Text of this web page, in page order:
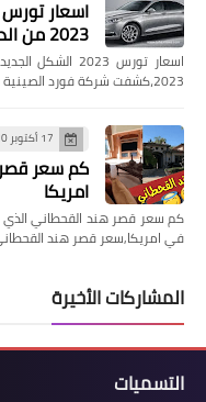
2023 من الداخل
2023،كشفت شركة فورد الصينية في شانجهاي عن طراز …
17 أكتوبر 2020
كم سعر
امريكا
كم سعر قصر هند القحطاني
في امريكا,سعر قصر هند
المشاركات الأخيرة
التسميات